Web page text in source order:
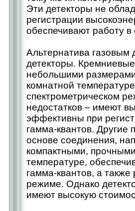
Эти детекторы не
регистрации
обеспечивают работу
Альтернатива газовым
детекторы.
небольшими
комнатной
спектрометрическом
недостатков – имеют
эффективны при
гамма-квантов. Другие
основе соединения,
компактными,
температуре,
гамма-квантов, а также
режиме. Однако
имеют высокую